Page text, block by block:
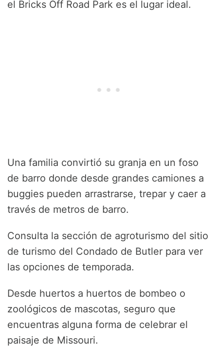
el Bricks Off Road Park es el lugar ideal.
Una familia convirtió su granja en un foso
de barro donde desde grandes camiones a
buggies pueden arrastrarse, trepar y caer a
través de metros de barro.
Consulta la sección de agroturismo del sitio
de turismo del Condado de Butler para ver
las opciones de temporada.
Desde huertos a huertos de bombeo o
zoológicos de mascotas, seguro que
encuentras alguna forma de celebrar el
paisaje de Missouri.